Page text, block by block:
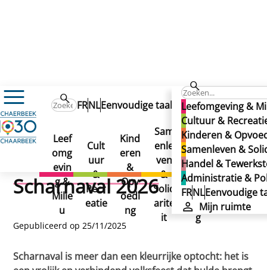
Leefomgeving &
Cultuur &
Kinderen &
Samenleven &
Handel &
Administratie &
FRNLEenvoudige
Mijn ruimte
FRNLEenvoudige taal Mijn ruimte
Leef
omg
evin
g &
Milie
u
Cult
uur
&
Recr
eatie
Kind
eren
&
Opv
oedi
ng
Sam
enle
ven
&
Solid
arite
it
Han
del
&
Tew
erks
tellin
g
Adm
inist
ratie
&
Polit
iek
Nieuws
Wedstrijd: ontwerp de officiële illustratie voor
Wedstrijd: ontwerp de
officiële illustratie voor
Scharnaval 2026
Wedstrijd: ontwerp de
officiële illustratie voor
Scharnaval 2026
Gepubliceerd op 25/11/2025
Scharnaval is meer dan een kleurrijke optocht: het is